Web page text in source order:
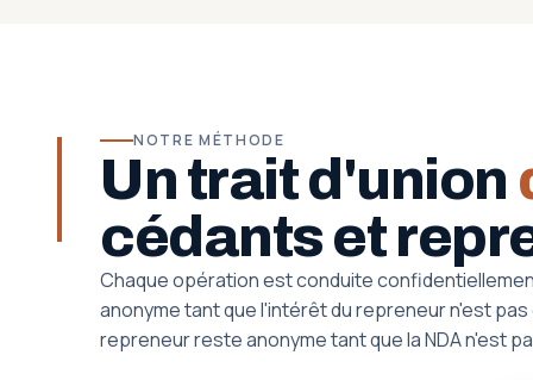
NOTRE MÉTHODE
Un trait d'union
cédants et
Chaque opération est conduite
anonyme tant que l'intérêt du repreneur n'est pas
repreneur reste anonyme tant que la NDA n'est